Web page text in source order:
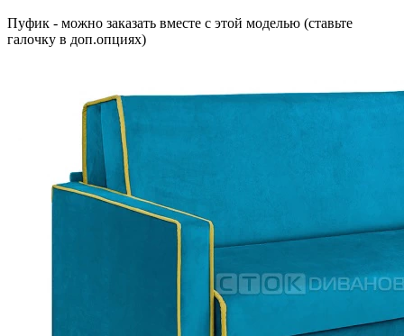
Пуфик - можно заказать вместе с этой моделью (ставьте
галочку в доп.опциях)